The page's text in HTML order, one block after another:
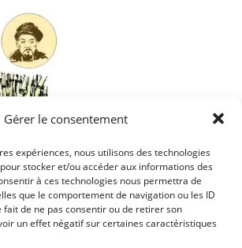
Gérer le consentement
expériences, nous utilisons des technologies
stocker et/ou accéder aux informations des
à ces technologies nous permettra de
que le comportement de navigation ou les ID
fait de ne pas consentir ou de retirer son
un effet négatif sur certaines caractéristiques